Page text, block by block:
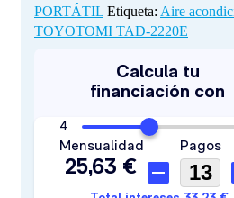
PORTÁTIL Etiqueta: Aire
TOYOTOMI TAD-2220E